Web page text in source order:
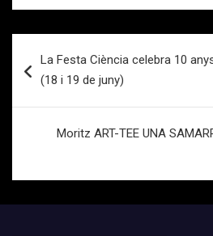
de
La Festa Ciència celebra 10
(18 i 19 de juny)
Moritz ART-TEE UNA